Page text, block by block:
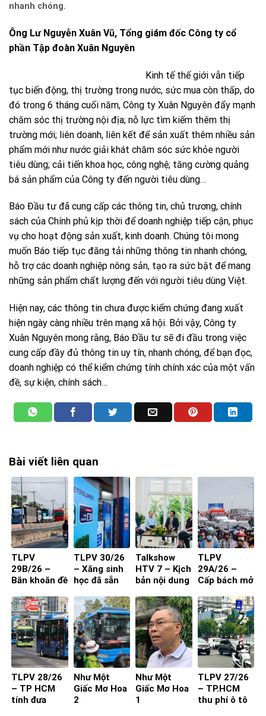
nhanh chóng.
Ông Lư Nguyễn Xuân Vũ, Tổng giám đốc Công ty cổ
phần Tập đoàn Xuân Nguyên
Kinh tế thế giới vẫn tiếp
tục biến động, thị trường trong nước, sức mua còn thấp, do
đó trong 6 tháng cuối năm, Công ty Xuân Nguyên đẩy mạnh
chăm sóc thị trường nội địa; nỗ lực tìm kiếm thêm thị
trường mới; liên doanh, liên kết để sản xuất thêm nhiều sản
phẩm mới như nước giải khát chăm sóc sức khỏe người
tiêu dùng; cải tiến khoa học, công nghệ; tăng cường quảng
bá sản phẩm của Công ty đến người tiêu dùng…
Báo Đầu tư đã cung cấp các thông tin, chủ trương, chính
sách của Chính phủ kịp thời để doanh nghiệp tiếp cận, phục
vụ cho hoạt động sản xuất, kinh doanh. Chúng tôi mong
muốn Báo tiếp tục đăng tải những thông tin nhanh chóng,
hỗ trợ các doanh nghiệp nông sản, tạo ra sức bật để mang
những sản phẩm chất lượng đến với người tiêu dùng Việt.
Hiện nay, các thông tin chưa được kiểm chứng đang xuất
hiện ngày càng nhiều trên mạng xã hội. Bởi vậy, Công ty
Xuân Nguyên mong rằng, Báo Đầu tư sẽ đi đầu trong việc
cung cấp đầy đủ thông tin uy tín, nhanh chóng, để bạn đọc,
doanh nghiệp có thể kiểm chứng tính chính xác của một vấn
đề, sự kiện, chính sách…
Bài viết liên quan
TLPV
29B/26 –
Băn khoăn đề
29 chỗ vào
nội đô
TP.HCM
TLPV 30/26
– Xăng sinh
học đã sẵn
Talkshow
HTV 7 – Kịch
bản nội dung
người
TLPV
29A/26 –
Cấp bách mở
TLPV 28/26
– TP HCM
tính đưa
Như Một
Giấc Mơ Hoa
2
Như Một
Giấc Mơ Hoa
1
TLPV 27/26
– TP.HCM
thu phí ô tô